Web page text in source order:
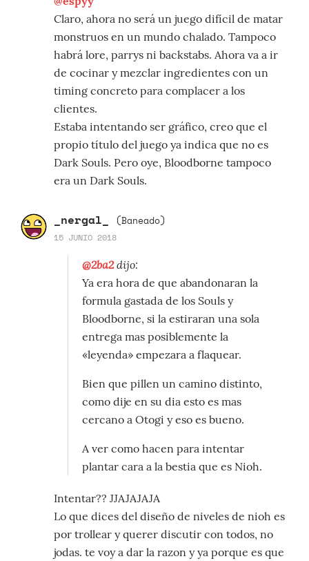
Claro, ahora no será un juego difícil de matar
monstruos en un mundo chalado. Tampoco
habrá lore, parrys ni backstabs. Ahora va a ir
de cocinar y mezclar ingredientes con un
timing concreto para complacer a los
clientes.
Estaba intentando ser gráfico, creo que el
propio título del juego ya indica que no es
Dark Souls. Pero oye, Bloodborne tampoco
era un Dark Souls.
_nergal_ (Baneado)
15 JUNIO 2018
@2ba2dijo:
Ya era hora de que abandonaran la
formula gastada de los Souls y
Bloodborne, si la estiraran una sola
entrega mas posiblemente la
«leyenda» empezara a flaquear.
Bien que pillen un camino distinto,
como dije en su dia esto es mas
cercano a Otogi y eso es bueno.
A ver como hacen para intentar
plantar cara a la bestia que es Nioh.
Intentar?? JJAJAJAJA
Lo que dices del diseño de niveles de nioh es
por trollear y querer discutir con todos, no
jodas. te voy a dar la razon y ya porque es que